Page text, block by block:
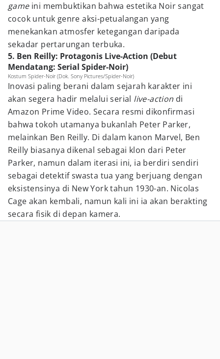
gameini membuktikan bahwa estetika Noir sangat
cocok untuk genre aksi-petualangan yang
menekankan atmosfer ketegangan daripada
sekadar pertarungan terbuka.
5. Ben Reilly: Protagonis Live-Action (Debut
Mendatang: Serial Spider-Noir)
Kostum Spider-Noir (Dok. Sony Pictures/Spider-Noir)
Inovasi paling berani dalam sejarah karakter ini
akan segera hadir melalui serial live-action di
Amazon Prime Video. Secara resmi dikonfirmasi
bahwa tokoh utamanya bukanlah Peter Parker,
melainkan Ben Reilly. Di dalam kanon Marvel, Ben
Reilly biasanya dikenal sebagai klon dari Peter
Parker, namun dalam iterasi ini, ia berdiri sendiri
sebagai detektif swasta tua yang berjuang dengan
eksistensinya di New York tahun 1930-an. Nicolas
Cage akan kembali, namun kali ini ia akan berakting
secara fisik di depan kamera.